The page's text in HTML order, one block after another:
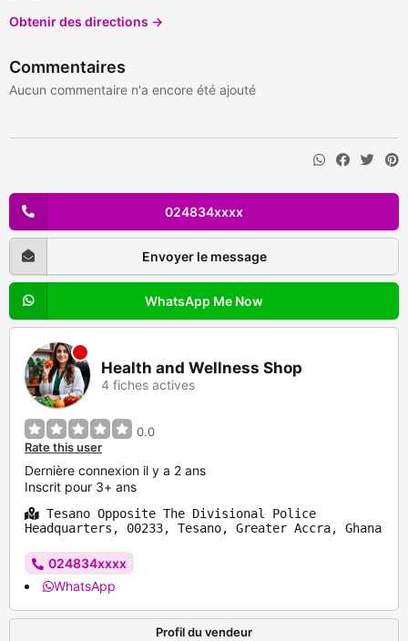
Obtenir des directions →
Commentaires
Aucun commentaire n'a encore été ajouté
024834xxxx
Envoyer le message
WhatsApp Me Now
Health and Wellness Shop
4 fiches actives
0.0
Rate this user
Dernière connexion il y a 2 ans
Inscrit pour 3+ ans
Tesano Opposite The Divisional Police
Headquarters, 00233, Tesano, Greater Accra, Ghana
024834xxxx
WhatsApp
Profil du vendeur